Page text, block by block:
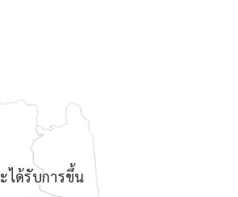
ได้รับการขึ้น